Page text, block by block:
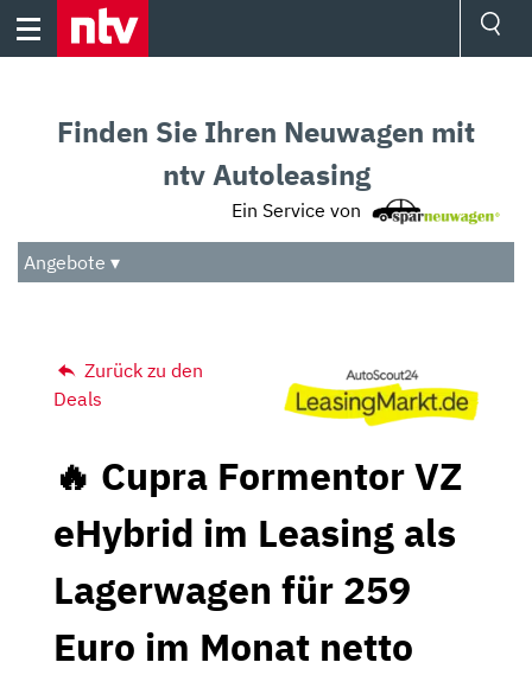
Skip
Audio
Das Beste
Finden Sie Ihren Neuwagen mit
ntv Autoleasing
Ein Service von
Angebote ▾
Zurück zu den
Deals
🔥 Cupra Formentor VZ
eHybrid im Leasing als
Lagerwagen für 259
Euro im Monat netto